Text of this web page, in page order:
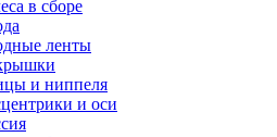
в сборе
ленты
и ниппеля
и оси